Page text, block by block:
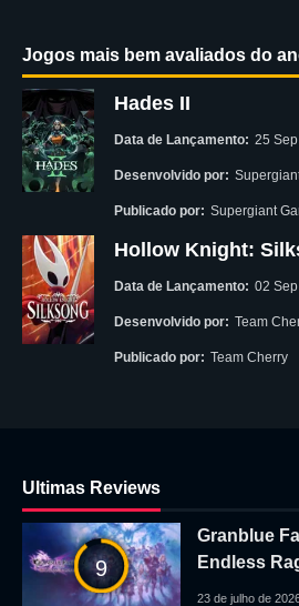
Jogos mais bem avaliados do
Hades II
Data de Lançamento: 25
Desenvolvido por:
Publicado por: Supergiant
Hollow Knight:
Data de Lançamento: 02
Desenvolvido por: Team
Publicado por: Team Cherry
Ultimas Reviews
9
Granblue
Endless
23 de julho de